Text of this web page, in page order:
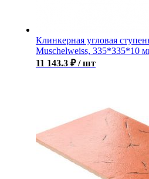
Клинкерная угловая
Muschelweiss, 335*335*10
11 143.3 ₽ / шт